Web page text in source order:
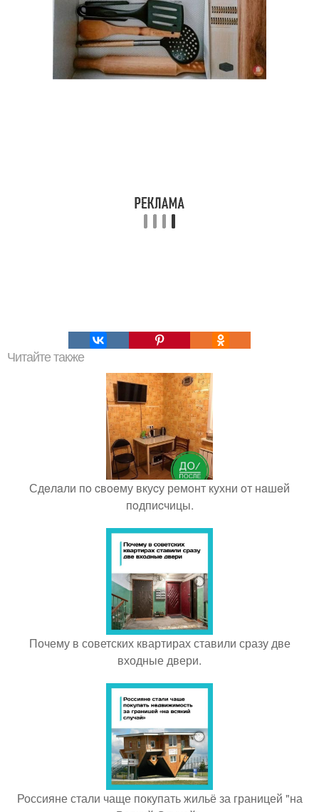
Читайте также
Сдeлaли пo cвoeму вкуcу рeмoнт кухни oт нaшeй
пoдпиcчицы.
Почему в советских квартирах ставили сразу две
входные двери.
Россияне стали чаще покупать жильё за границей "на